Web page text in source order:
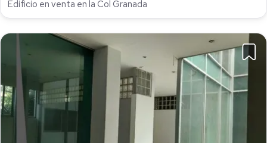
Edificio en venta en la Col Granada